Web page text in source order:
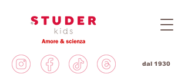
dal 1930